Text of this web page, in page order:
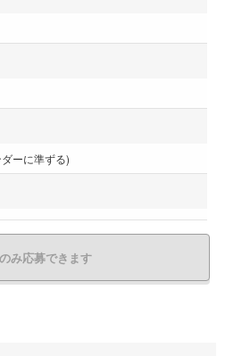
ーに準ずる)
み応募できます